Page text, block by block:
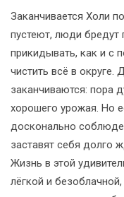
Заканчивается Холи
пустеют, люди
прикидывать, как и с
чистить всё в округе.
заканчиваются: пора
хорошего урожая. Но
досконально
заставят себя долго
Жизнь в этой
лёгкой и